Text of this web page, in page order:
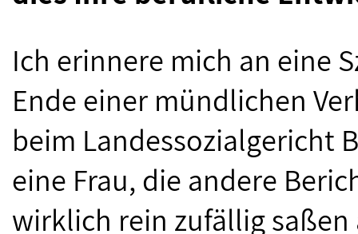
Ich erinnere mich an eine
Ende einer mündlichen
beim Landessozialgericht
eine Frau, die andere
wirklich rein zufällig